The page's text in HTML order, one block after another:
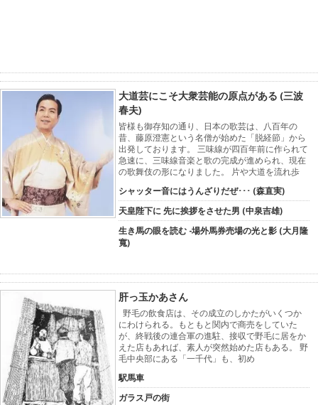
大道芸にこそ大衆芸能の原点がある (三波
春夫)
皆様も御存知の通り、日本の歌芸は、八百年の
昔、藤原澄憲という名僧が始めた「脱経節」から
出発しております。 三味線が四百年前に作られて
急速に、三味線音楽と歌の完成が進められ、現在
の歌舞伎の形になりました。 片や大道を流れ歩
シャッター音にはうんざりだぜ･･･ (森直実)
天皇陛下に 先に挨拶をさせた男 (中泉吉雄)
生き馬の眼を読む -場外馬券売場の光と影 (大月隆
寬)
肝っ玉かあさん
野毛の飲食店は、その成立のしかたがいくつか
にわけられる。もともと関内で商売をしていた
が、終戦後の連合軍の進駐、接収で野毛に居をか
えた店もあれば、素人が突然始めた店もある。 野
毛中央部にある「一千代」も、初め
駅馬車
ガラス戸の街